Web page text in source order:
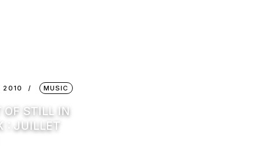
2010 MUSIC
OF STILL IN
: JUILLET